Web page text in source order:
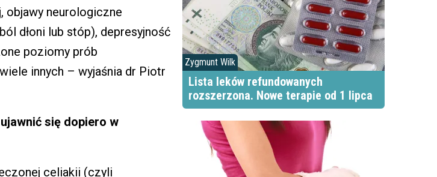
objawy neurologiczne
dłoni lub stóp), depresyjność
poziomy prób
innych – wyjaśnia dr Piotr
się dopiero w
celiakii (czyli
Zygmunt Wilk
Lista leków refundowanych
rozszerzona. Nowe terapie od 1 lipca